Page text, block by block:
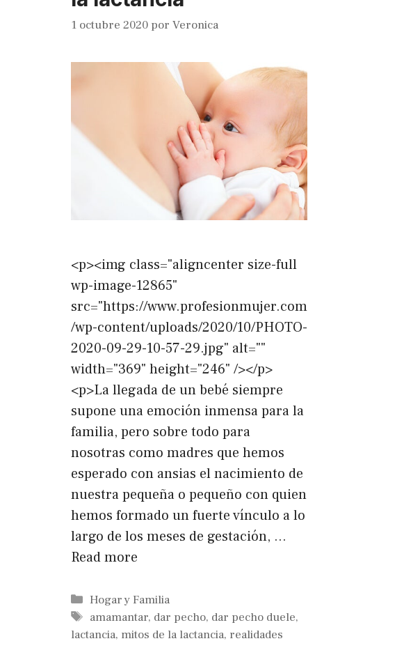
1 octubre 2020 por Veronica
<p><img class="aligncenter size-full
wp-image-12865"
src="https://www.profesionmujer.com
/wp-content/uploads/2020/10/PHOTO-
2020-09-29-10-57-29.jpg" alt=""
width="369" height="246" /></p>
<p>La llegada de un bebé siempre
supone una emoción inmensa para la
familia, pero sobre todo para
nosotras como madres que hemos
esperado con ansias el nacimiento de
nuestra pequeña o pequeño con quien
hemos formado un fuerte vínculo a lo
largo de los meses de gestación, …
Read more
Categorías
Hogar y Familia
Etiquetas
amamantar, dar pecho, dar pecho duele,
lactancia, mitos de la lactancia, realidades